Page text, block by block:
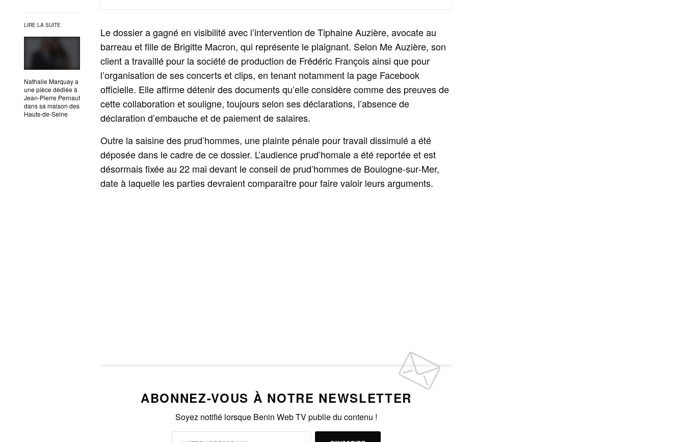
LIRE LA SUITE
Nathalie Marquay a
une pièce dédiée à
Jean‑Pierre Pernaut
dans sa maison des
Hauts‑de‑Seine
Le dossier a gagné en visibilité avec l’intervention de Tiphaine Auzière, avocate au
barreau et fille de Brigitte Macron, qui représente le plaignant. Selon Me Auzière, son
client a travaillé pour la société de production de Frédéric François ainsi que pour
l’organisation de ses concerts et clips, en tenant notamment la page Facebook
officielle. Elle affirme détenir des documents qu’elle considère comme des preuves de
cette collaboration et souligne, toujours selon ses déclarations, l’absence de
déclaration d’embauche et de paiement de salaires.
Outre la saisine des prud’hommes, une plainte pénale pour travail dissimulé a été
déposée dans le cadre de ce dossier. L’audience prud’homale a été reportée et est
désormais fixée au 22 mai devant le conseil de prud’hommes de Boulogne‑sur‑Mer,
date à laquelle les parties devraient comparaître pour faire valoir leurs arguments.
ABONNEZ-VOUS À NOTRE NEWSLETTER
Soyez notifié lorsque Benin Web TV publie du contenu !